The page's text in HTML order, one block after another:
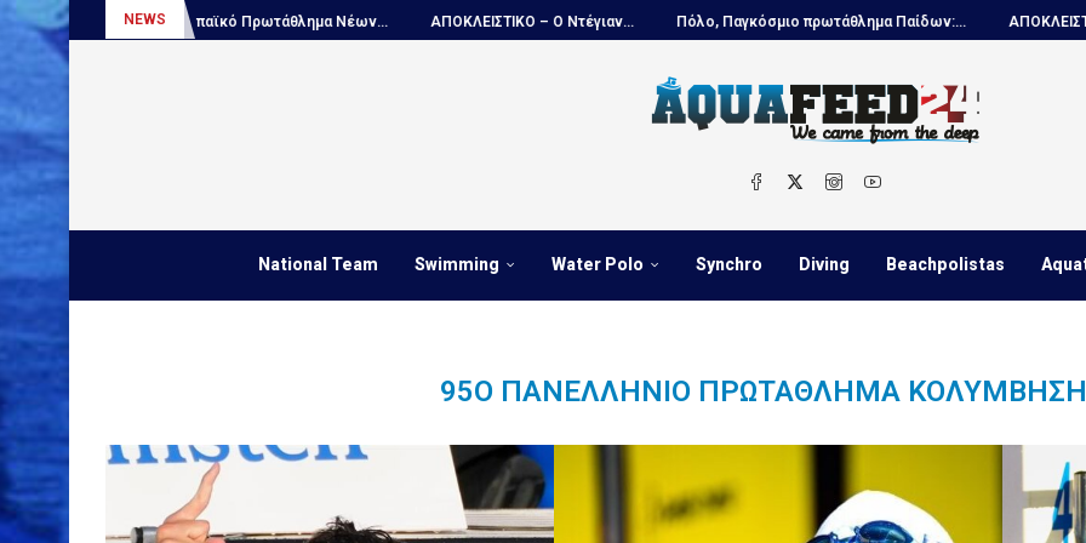
NEWS
Πόλο, Ευρωπαϊκό Πρωτάθλημα Νέων... ΑΠΟΚΛΕΙΣΤΙΚΟ – Ο Ντέγιαν... Πόλο, Παγκόσμιο πρωτάθλημα Παίδων:... ΑΠΟΚΛΕΙΣΤΙΚΟ –
National Team Swimming Water Polo Synchro Diving Beachpolistas
95Ο ΠΑΝΕΛΛΉΝΙΟ ΠΡΩΤΆΘΛΗΜΑ